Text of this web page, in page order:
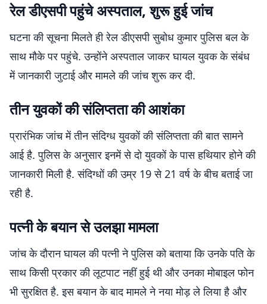
रेल डीएसपी पहुंचे अस्पताल, शुरू हुई जांच
घटना की सूचना मिलते ही रेल डीएसपी सुबोध कुमार पुलिस बल के
साथ मौके पर पहुंचे. उन्होंने अस्पताल जाकर घायल युवक के संबंध
में जानकारी जुटाई और मामले की जांच शुरू कर दी.
तीन युवकों की संलिप्तता की आशंका
प्रारंभिक जांच में तीन संदिग्ध युवकों की संलिप्तता की बात सामने
आई है. पुलिस के अनुसार इनमें से दो युवकों के पास हथियार होने की
जानकारी मिली है. संदिग्धों की उम्र 19 से 21 वर्ष के बीच बताई जा
रही है.
पत्नी के बयान से उलझा मामला
जांच के दौरान घायल की पत्नी ने पुलिस को बताया कि उनके पति के
साथ किसी प्रकार की लूटपाट नहीं हुई थी और उनका मोबाइल फोन
भी सुरक्षित है. इस बयान के बाद मामले ने नया मोड़ ले लिया है और